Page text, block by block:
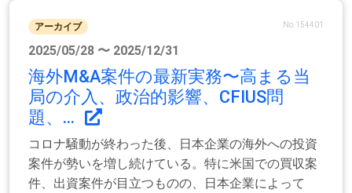
アーカイブ No.154401
2025/05/28 〜 2025/12/31
海外M&A案件の最新実務〜高まる当
局の介入、政治的影響、CFIUS問
題、...
コロナ騒動が終わった後、日本企業の海外への投資
案件が勢いを増し続けている。特に米国での買収案
件、出資案件が目立つものの、日本企業によって